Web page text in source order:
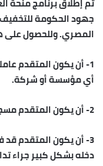
جهود الحكومة للتخفيف
المصري. وللحصول على
1- أن يكون المتقدم
أي مؤسسة أو شركة.
2- أن يكون المتقدم مسجلاً في نظام التأمينات الاجتماعية.
3- أن يكون المتقدم قد
دخله بشكل كبير جراء